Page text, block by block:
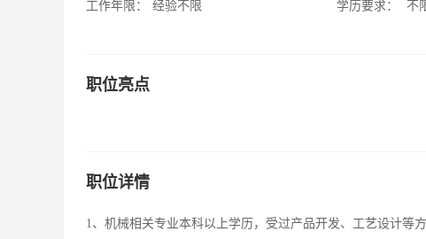
工作年限：
经验不限
学历要求：
不
职位亮点
职位详情
1、机械相关专业本科以上学历，受过产品开发、工艺设计等